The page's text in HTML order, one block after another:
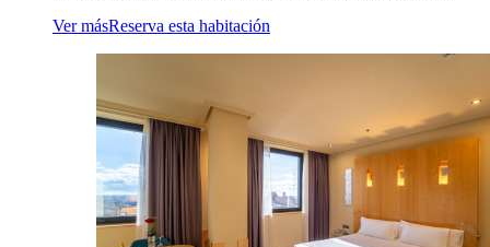
Ver másReserva esta habitación